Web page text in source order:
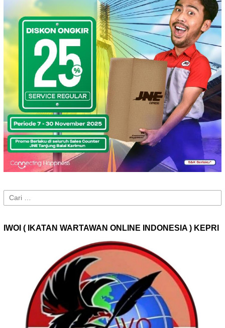
Cari
untuk:
IWOI ( IKATAN WARTAWAN ONLINE INDONESIA ) KEPRI